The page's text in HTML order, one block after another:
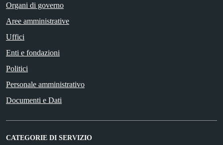
Organi di governo
Aree amministrative
Uffici
Enti e fondazioni
Politici
Personale amministrativo
Documenti e Dati
CATEGORIE DI SERVIZIO